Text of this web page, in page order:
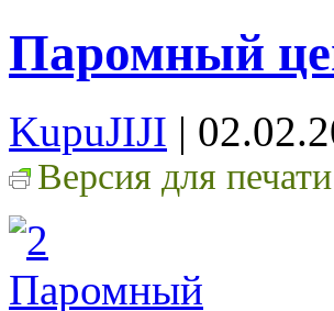
Паромный
KupuJIJI |
Версия для печати